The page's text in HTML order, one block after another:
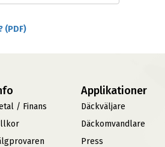
(PDF)
/ Finans
Applikationer
Däckväljare
Däckomvandlare
Press